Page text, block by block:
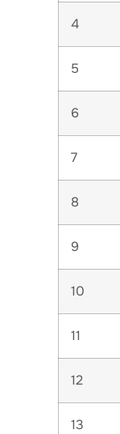
4
5
6
7
8
9
10
11
12
13